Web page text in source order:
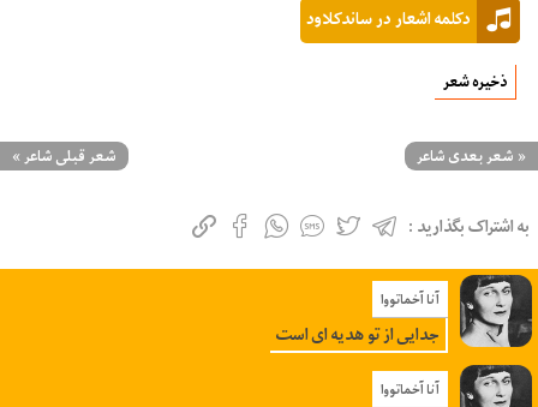
دکلمه اشعار در ساندکلاود
ذخیره شعر
« شعر بعدی شاعر شعر قبلی شاعر»
به اشتراک بگذارید :
آنا آخماتووا
جدایی از تو هدیه ای است
آنا آخماتووا